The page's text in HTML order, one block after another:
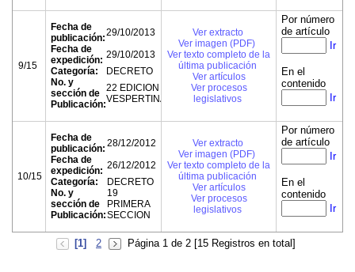
9/15
Fecha de
publicación:29/10/2013
Fecha de
expedición: 29/10/2013
Categoría:
DECRETO
No. y
sección de
Publicación:
22 EDICION
VESPERTINA
Ver extracto
Ver imagen (PDF)
Ver texto completo de la
última publicación
Ver artículos
Ver procesos
legislativos
Por número
de artículo
Ir
En el
contenido
Ir
10/15
Fecha de
publicación: 28/12/2012
Fecha de
expedición: 26/12/2012
Categoría:
DECRETO
No. y
sección de
Publicación:
19
PRIMERA
SECCION
Ver extracto
Ver imagen (PDF)
Ver texto completo de la
última publicación
Ver artículos
Ver procesos
legislativos
Por número
de artículo
Ir
En el
contenido
Ir
[1] 2 Página 1 de 2 [15 Registros en total]